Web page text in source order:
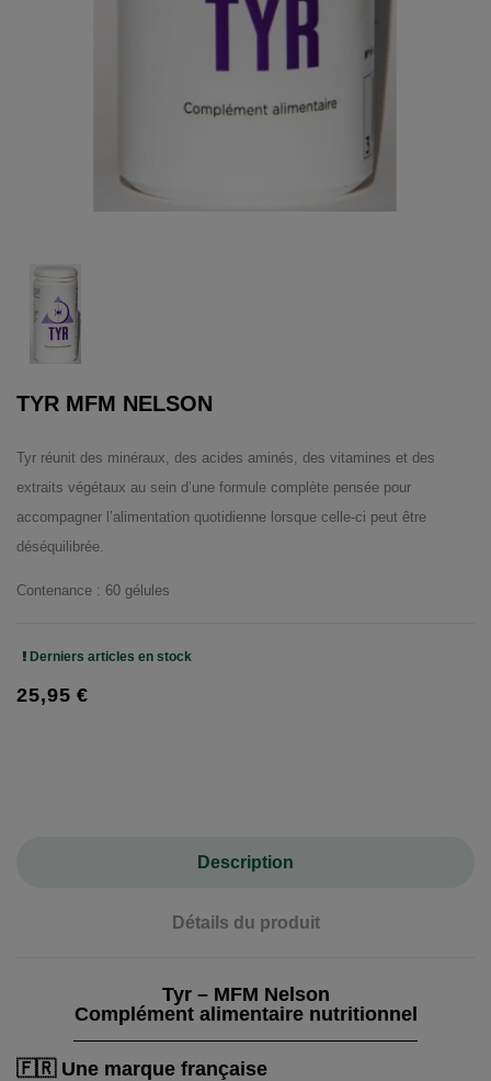
TYR MFM NELSON
Tyr réunit des minéraux, des acides aminés, des vitamines et des
extraits végétaux au sein d’une formule complète pensée pour
accompagner l’alimentation quotidienne lorsque celle-ci peut être
déséquilibrée.
Contenance : 60 gélules
Derniers articles en stock
25,95 €
Description
Détails du produit
Tyr – MFM Nelson
Complément alimentaire nutritionnel
🇫🇷 Une marque française